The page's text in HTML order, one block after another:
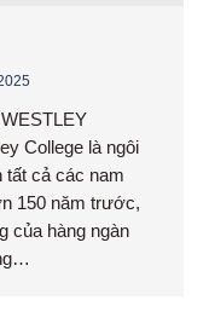
College là ngôi
tất cả các nam
150 năm trước,
của hàng ngàn